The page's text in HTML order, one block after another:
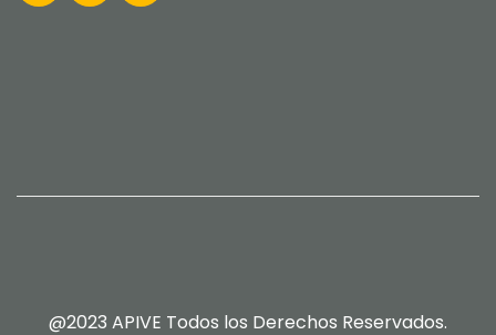
@2023 APIVE Todos los Derechos Reservados.